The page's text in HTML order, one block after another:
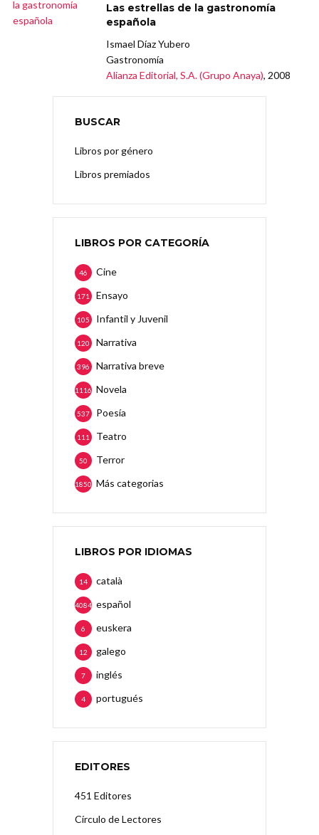
Las estrellas de la gastronomía
española
Ismael Díaz Yubero
Gastronomía
Alianza Editorial, S.A. (Grupo Anaya), 2008
BUSCAR
Libros por género
Libros premiados
LIBROS POR CATEGORÍA
Cine
46
Ensayo
171
Infantil y Juvenil
105
Narrativa
120
Narrativa breve
396
Novela
1116
Poesía
537
Teatro
111
Terror
50
Más categorias
1850
LIBROS POR IDIOMAS
català
14
español
4084
euskera
6
galego
12
inglés
7
portugués
4
EDITORES
451 Editores
Círculo de Lectores